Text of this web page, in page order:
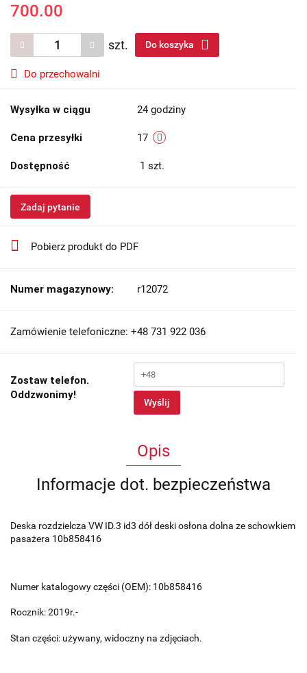
700.00
szt. Do koszyka
Do przechowalni
Wysyłka w ciągu 24 godziny
Cena przesyłki 17
Dostępność 1 szt.
Zadaj pytanie
Pobierz produkt do PDF
Numer magazynowy: r12072
Zamówienie telefoniczne: +48 731 922 036
Zostaw telefon.
Oddzwonimy!
Wyślij
Opis
Informacje dot. bezpieczeństwa
Deska rozdzielcza VW ID.3 id3 dół deski osłona dolna ze schowkiem
pasażera 10b858416
Numer katalogowy części (OEM): 10b858416
Rocznik: 2019r.-
Stan części: używany, widoczny na zdjęciach.